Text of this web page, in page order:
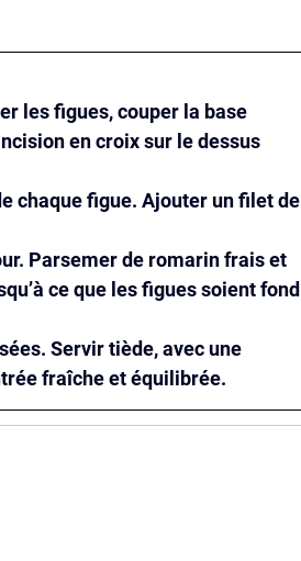
les figues, couper la base
en croix sur le dessus
chaque figue. Ajouter un filet de
Parsemer de romarin frais et
ce que les figues soient fond
Servir tiède, avec une
fraîche et équilibrée.